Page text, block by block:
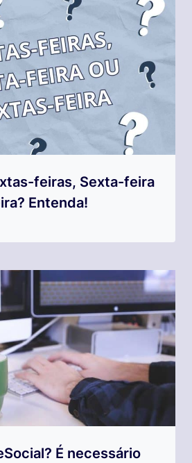
feiras, Sexta-feira
Entenda!
É necessário